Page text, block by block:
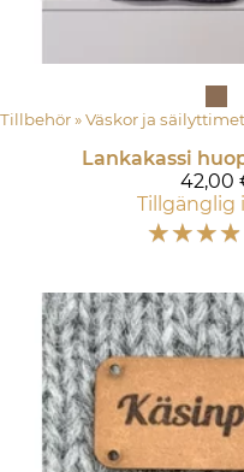
Tillbehör‪» Väskor ja
Lankakassi
42,00
Tillgänglig
☆☆☆☆